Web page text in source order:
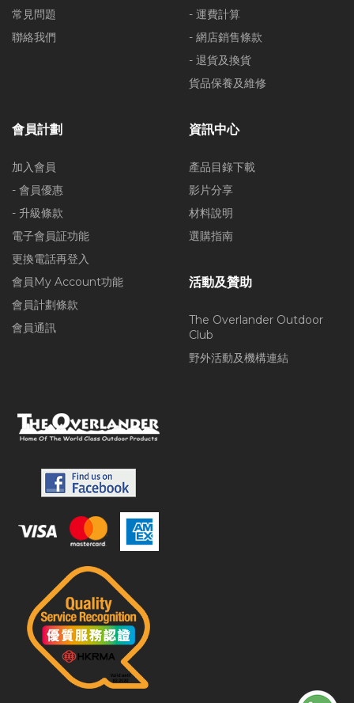
常見問題
聯絡我們
- 運費計算
- 網店銷售條款
- 退貨及換貨
貨品保養及維修
會員計劃
加入會員
- 會員優惠
- 升級條款
電子會員証功能
更換電話再登入
會員My Account功能
會員計劃條款
會員通訊
資訊中心
產品目錄下載
影片分享
材料說明
選購指南
活動及贊助
The Overlander Outdoor
Club
野外活動及機構連結